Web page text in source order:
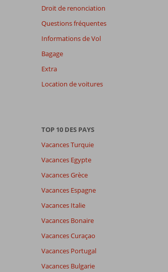
avis
datant
mois
affichés
de
garantir
pertinence
des
présentés.
En
plus
sur
Droit de renonciation
Questions fréquentes
Informations de Vol
Bagage
Extra
Location de voitures
TOP 10 DES PAYS
Vacances Turquie
Vacances Egypte
Vacances Grèce
Vacances Espagne
Vacances Italie
Vacances Bonaire
Vacances Curaçao
Vacances Portugal
Vacances Bulgarie